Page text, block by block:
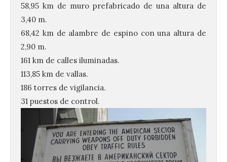
58,95 km de muro prefabricado de una altura de
3,40 m.
68,42 km de alambre de espino con una altura de
2,90 m.
161 km de calles iluminadas.
113,85 km de vallas.
186 torres de vigilancia.
31 puestos de control.